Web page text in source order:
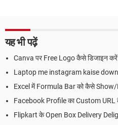
यह भी पढ़ें
Canva पर Free Logo कैसे डिजाइन करें
Laptop me instagram kaise
Excel में Formula Bar को कैसे
Facebook Profile का Custom URL
Flipkart के Open Box Delivery